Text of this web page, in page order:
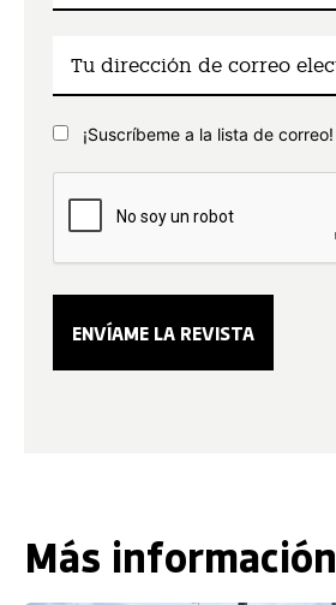
¡Suscríbeme a la lista de correo!
Más información